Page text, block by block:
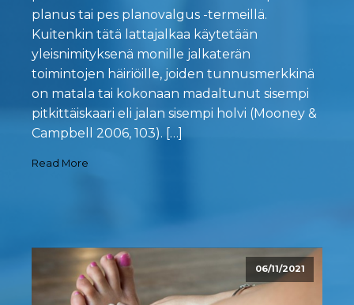
planus tai pes planovalgus -termeillä.
Kuitenkin tätä lattajalkaa käytetään
yleisnimityksenä monille jalkaterän
toimintojen häiriöille, joiden tunnusmerkkinä
on matala tai kokonaan madaltunut sisempi
pitkittäiskaari eli jalan sisempi holvi (Mooney &
Campbell 2006, 103). […]
Read More
06/11/2021